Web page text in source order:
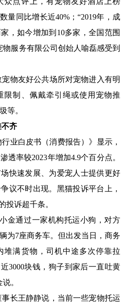
量同比增长近40%；“2019年，成
，如今增加到10多家，全国范围
服务有限公司创始人喻磊感受到
物友好公共场所对宠物进入有明
限制、佩戴牵引绳或使用宠物推
等。
不齐
行业白皮书（消费报告）》显示，
透率较2023年增加4.9个百分点。
快速发展、为爱宠人士提供更好
议不时出现。黑猫投诉平台上，
投诉超千条。
金通过一家机构托运小狗，对方
为7座商务车。但出发当日，商务
堆满货物，司机中途多次停靠拉
3000块钱，狗子到家后一直吐黄
。
长王静静说，当前一些宠物托运